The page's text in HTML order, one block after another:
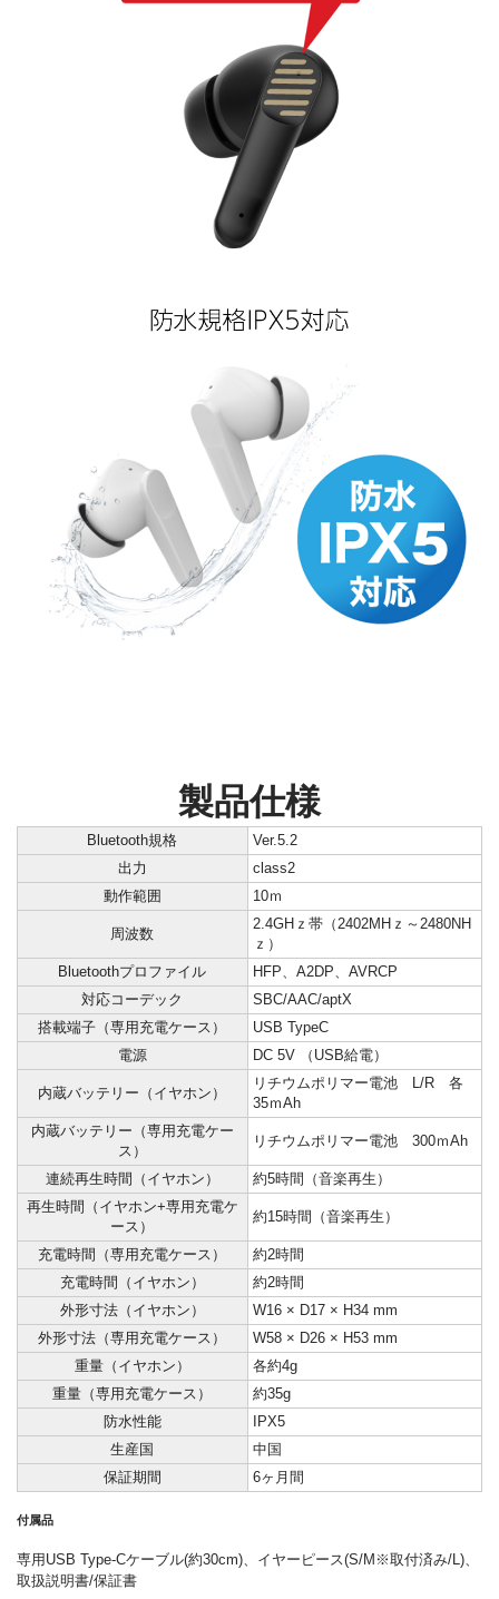
製品仕様
Bluetooth規格
Ver.5.2
出力
class2
動作範囲
10ｍ
周波数
2.4GHｚ帯（2402MHｚ～2480NH
ｚ）
Bluetoothプロファイル
HFP、A2DP、AVRCP
対応コーデック
SBC/AAC/aptX
搭載端子（専用充電ケース）
USB TypeC
電源
DC 5V （USB給電）
内蔵バッテリー（イヤホン）
リチウムポリマー電池 L/R 各
35ｍAh
内蔵バッテリー（専用充電ケー
ス）
リチウムポリマー電池 300ｍAh
連続再生時間（イヤホン）
約5時間（音楽再生）
再生時間（イヤホン+専用充電ケ
ース）
約15時間（音楽再生）
充電時間（専用充電ケース）
約2時間
充電時間（イヤホン）
約2時間
外形寸法（イヤホン）
W16 × D17 × H34 mm
外形寸法（専用充電ケース）
W58 × D26 × H53 mm
重量（イヤホン）
各約4g
重量（専用充電ケース）
約35g
防水性能
IPX5
生産国
中国
保証期間
6ヶ月間
付属品
専用USB Type-Cケーブル(約30cm)、イヤーピース(S/M※取付済み/L)、
取扱説明書/保証書